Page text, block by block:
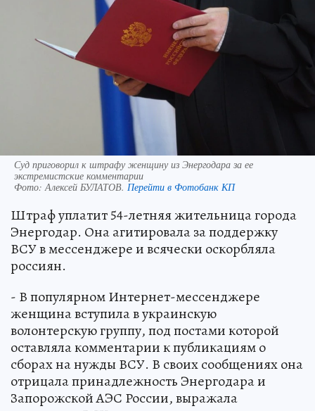
Суд приговорил к штрафу женщину из Энергодара за ее
экстремистские комментарии
Фото:Алексей БУЛАТОВ. Перейти в Фотобанк КП
Штраф уплатит 54-летняя жительница города
Энергодар. Она агитировала за поддержку
ВСУ в мессенджере и всячески оскорбляла
россиян.
- В популярном Интернет-мессенджере
женщина вступила в украинскую
волонтерскую группу, под постами которой
оставляла комментарии к публикациям о
сборах на нужды ВСУ. В своих сообщениях она
отрицала принадлежность Энергодара и
Запорожской АЭС России, выражала